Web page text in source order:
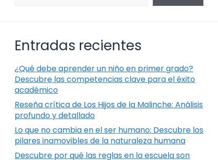
Entradas recientes
¿Qué debe aprender un niño en primer grado?
Descubre las competencias clave para el éxito
académico
Reseña crítica de Los Hijos de la Malinche: Análisis
profundo y detallado
Lo que no cambia en el ser humano: Descubre los
pilares inamovibles de la naturaleza humana
Descubre por qué las reglas en la escuela son